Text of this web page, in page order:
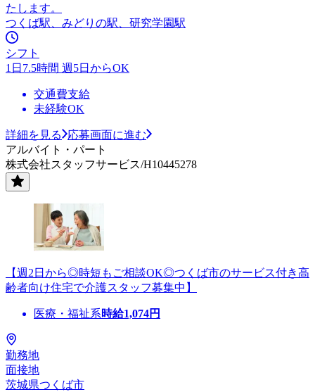
たします。
つくば駅、みどりの駅、研究学園駅
シフト
1日7.5時間 週5日からOK
交通費支給
未経験OK
詳細を見る
応募画面に進む
アルバイト・パート
株式会社スタッフサービス/H10445278
【週2日から◎時短もご相談OK◎つくば市のサービス付き高
齢者向け住宅で介護スタッフ募集中】
医療・福祉系時給1,074円
勤務地
面接地
茨城県つくば市